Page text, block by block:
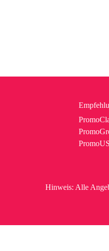
Hinweis: Alle